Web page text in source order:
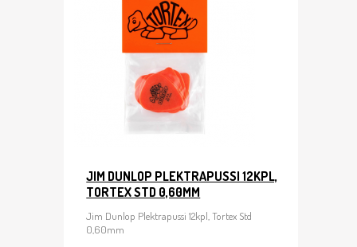
JIM DUNLOP PLEKTRAPUSSI 12KPL,
TORTEX STD 0,60MM
Jim Dunlop Plektrapussi 12kpl, Tortex Std
0,60mm